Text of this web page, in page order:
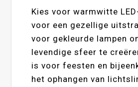
Kies voor warmwitte
voor een gezellige
voor gekleurde lampen
levendige sfeer te
is voor feesten en
het ophangen van